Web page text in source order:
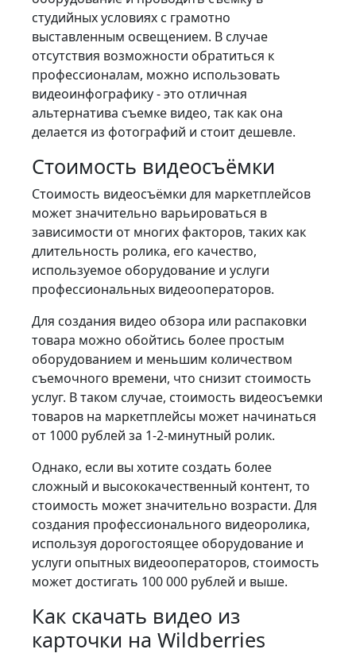
студийных условиях с грамотно
выставленным освещением. В случае
отсутствия возможности обратиться к
профессионалам, можно использовать
видеоинфографику - это отличная
альтернатива съемке видео, так как она
делается из фотографий и стоит дешевле.
Стоимость видеосъёмки
Стоимость видеосъёмки для маркетплейсов
может значительно варьироваться в
зависимости от многих факторов, таких как
длительность ролика, его качество,
используемое оборудование и услуги
профессиональных видеооператоров.
Для создания видео обзора или распаковки
товара можно обойтись более простым
оборудованием и меньшим количеством
съемочного времени, что снизит стоимость
услуг. В таком случае, стоимость видеосъемки
товаров на маркетплейсы может начинаться
от 1000 рублей за 1-2-минутный ролик.
Однако, если вы хотите создать более
сложный и высококачественный контент, то
стоимость может значительно возрасти. Для
создания профессионального видеоролика,
используя дорогостоящее оборудование и
услуги опытных видеооператоров, стоимость
может достигать 100 000 рублей и выше.
Как скачать видео из
карточки на Wildberries